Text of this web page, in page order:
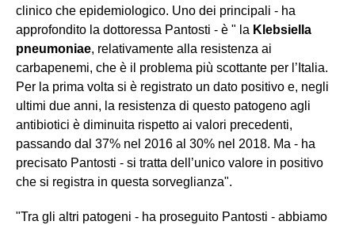
clinico che epidemiologico. Uno dei principali - ha
approfondito la dottoressa Pantosti - è " la Klebsiella
pneumoniae, relativamente alla resistenza ai
carbapenemi, che è il problema più scottante per l’Italia.
Per la prima volta si è registrato un dato positivo e, negli
ultimi due anni, la resistenza di questo patogeno agli
antibiotici è diminuita rispetto ai valori precedenti,
passando dal 37% nel 2016 al 30% nel 2018. Ma - ha
precisato Pantosti - si tratta dell’unico valore in positivo
che si registra in questa sorveglianza".
"Tra gli altri patogeni - ha proseguito Pantosti - abbiamo